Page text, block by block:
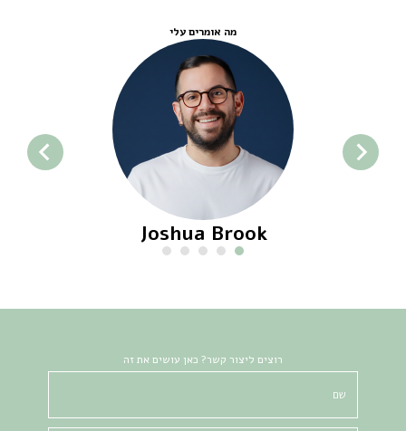
מה אומרים עלי
Joshua Brook
רוצים ליצור קשר? כאן עושים את זה